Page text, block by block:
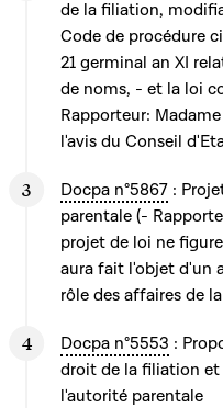
de la filiation,
Code de procédure
21 germinal an XI
de noms, - et la loi
Rapporteur:
l'avis du Conseil
Docpa n°5867 :
parentale (-
projet de loi ne
aura fait l'objet d'un
rôle des affaires de
Docpa n°5553 :
droit de la filiation
l'autorité parentale